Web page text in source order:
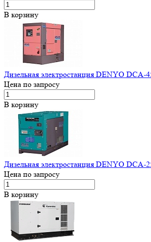
В корзину
Дизельная электростанция DENYO DCA-
Цена по запросу
В корзину
Дизельная электростанция DENYO DCA-
Цена по запросу
В корзину